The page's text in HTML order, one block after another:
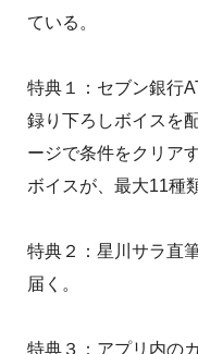
ている。
特典１：セブン銀行
録り下ろしボイスを
ージで条件をクリア
ボイスが、最大11種
特典２：星川サラ直
届く。
特典３：アプリ内の